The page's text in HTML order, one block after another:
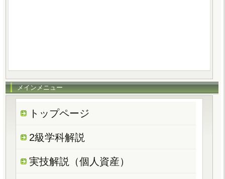
メインメニュー
トップページ
2級学科解説
実技解説（個人資産）